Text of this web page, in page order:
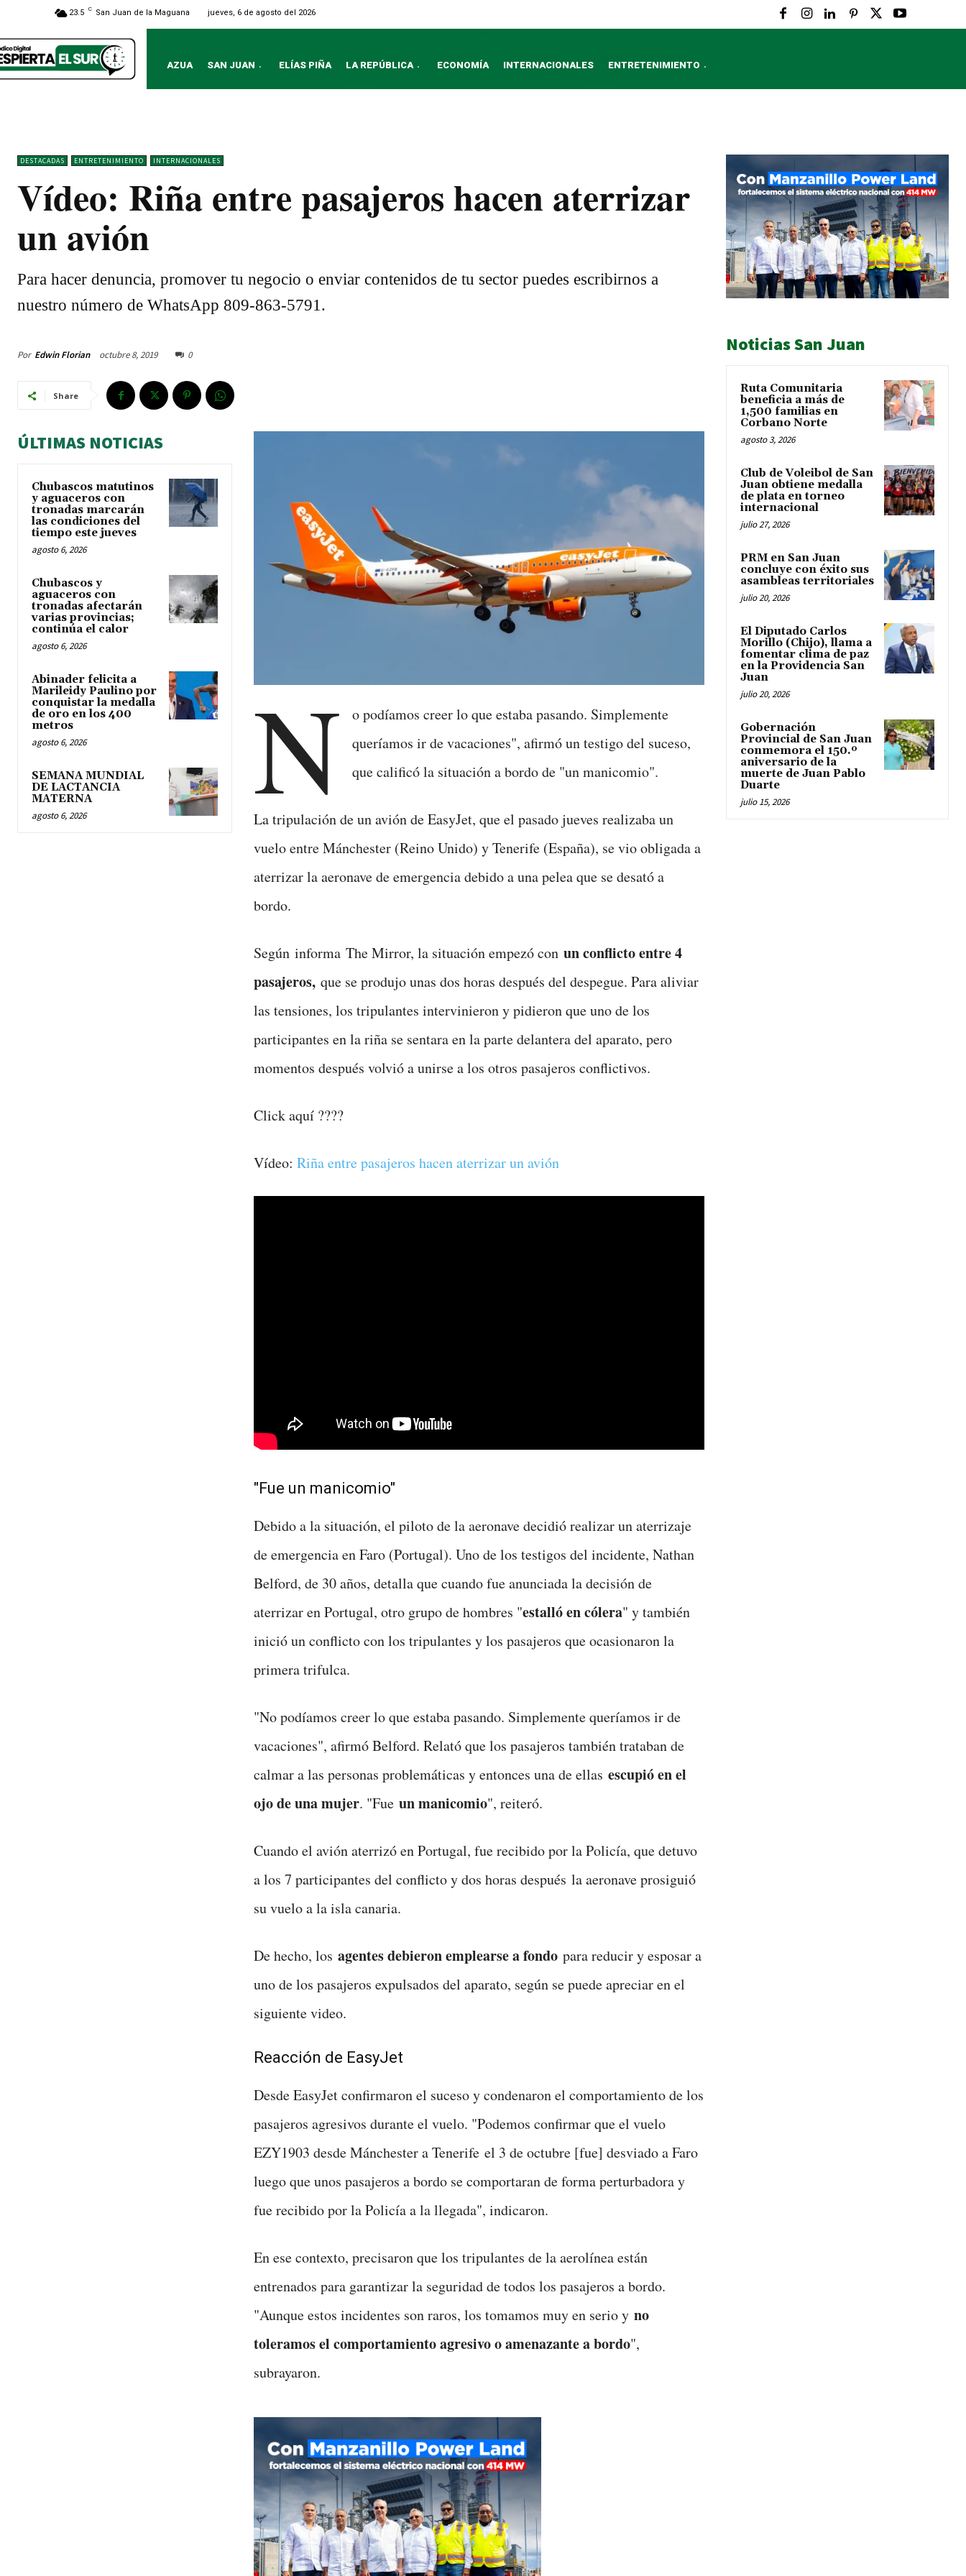
23.5 C San Juan de la Maguana jueves, 6 de agosto del 2026
AZUA SAN JUAN ELÍAS PIÑA LA REPÚBLICA ECONOMÍA INTERNACIONALES ENTRETENIMIENTO
DESTACADAS ENTRETENIMIENTO INTERNACIONALES
Vídeo: Riña entre pasajeros hacen aterrizar
un avión
Para hacer denuncia, promover tu negocio o enviar contenidos de tu sector puedes escribirnos a
nuestro número de WhatsApp 809-863-5791.
Por Edwin Florian octubre 8, 2019 0
Share
ÚLTIMAS NOTICIAS
Chubascos matutinos
y aguaceros con
tronadas marcarán
las condiciones del
tiempo este jueves
agosto 6, 2026
Chubascos y
aguaceros con
tronadas afectarán
varias provincias;
continúa el calor
agosto 6, 2026
Abinader felicita a
Marileidy Paulino por
conquistar la medalla
de oro en los 400
metros
agosto 6, 2026
SEMANA MUNDIAL
DE LACTANCIA
MATERNA
agosto 6, 2026 N
o podíamos creer lo que estaba pasando. Simplemente
queríamos ir de vacaciones", afirmó un testigo del suceso,
que calificó la situación a bordo de "un manicomio".
La tripulación de un avión de EasyJet, que el pasado jueves realizaba un
vuelo entre Mánchester (Reino Unido) y Tenerife (España), se vio obligada a
aterrizar la aeronave de emergencia debido a una pelea que se desató a
bordo.
Según informa The Mirror, la situación empezó con un conflicto entre 4
pasajeros,que se produjo unas dos horas después del despegue. Para aliviar
las tensiones, los tripulantes intervinieron y pidieron que uno de los
participantes en la riña se sentara en la parte delantera del aparato, pero
momentos después volvió a unirse a los otros pasajeros conflictivos.
Click aquí ????
Vídeo: Riña entre pasajeros hacen aterrizar un avión
"Fue un manicomio"
Debido a la situación, el piloto de la aeronave decidió realizar un aterrizaje
de emergencia en Faro (Portugal). Uno de los testigos del incidente, Nathan
Belford, de 30 años, detalla que cuando fue anunciada la decisión de
aterrizar en Portugal, otro grupo de hombres "estalló en cólera" y también
inició un conflicto con los tripulantes y los pasajeros que ocasionaron la
primera trifulca.
"No podíamos creer lo que estaba pasando. Simplemente queríamos ir de
vacaciones", afirmó Belford. Relató que los pasajeros también trataban de
calmar a las personas problemáticas y entonces una de ellas escupió en el
ojo de una mujer. "Fue un manicomio", reiteró.
Cuando el avión aterrizó en Portugal, fue recibido por la Policía, que detuvo
a los 7 participantes del conflicto y dos horas después la aeronave prosiguió
su vuelo a la isla canaria.
De hecho, los agentes debieron emplearse a fondopara reducir y esposar a
uno de los pasajeros expulsados del aparato, según se puede apreciar en el
siguiente video.
Reacción de EasyJet
Desde EasyJet confirmaron el suceso y condenaron el comportamiento de los
pasajeros agresivos durante el vuelo. "Podemos confirmar que el vuelo
EZY1903 desde Mánchester a Tenerife el 3 de octubre [fue] desviado a Faro
luego que unos pasajeros a bordo se comportaran de forma perturbadora y
fue recibido por la Policía a la llegada", indicaron.
En ese contexto, precisaron que los tripulantes de la aerolínea están
entrenados para garantizar la seguridad de todos los pasajeros a bordo.
"Aunque estos incidentes son raros, los tomamos muy en serio y no
toleramos el comportamiento agresivo o amenazante a bordo",
subrayaron.
Noticias San Juan
Ruta Comunitaria
beneficia a más de
1,500 familias en
Corbano Norte
agosto 3, 2026
Club de Voleibol de San
Juan obtiene medalla
de plata en torneo
internacional
julio 27, 2026
PRM en San Juan
concluye con éxito sus
asambleas territoriales
julio 20, 2026
El Diputado Carlos
Morillo (Chijo), llama a
fomentar clima de paz
en la Providencia San
Juan
julio 20, 2026
Gobernación
Provincial de San Juan
conmemora el 150.º
aniversario de la
muerte de Juan Pablo
Duarte
julio 15, 2026